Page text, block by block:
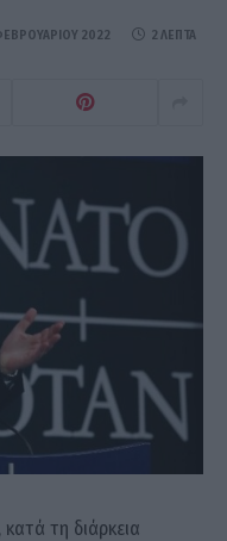
2022 2 ΛΕΠΤΆ
τη διάρκεια